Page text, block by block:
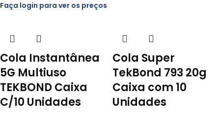
Faça login para ver os preços
Cola Instantânea
5G Multiuso
TEKBOND Caixa
C/10 Unidades
Cola Super
TekBond 793 20g
Caixa com 10
Unidades